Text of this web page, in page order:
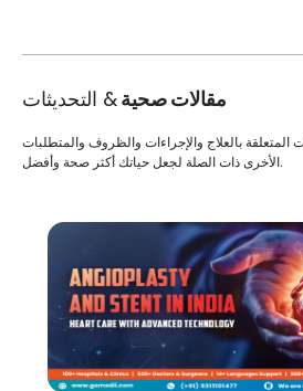
مقالات صحية& التحديثات
بالعلاج والإجراءات والظروف والمتطلبات
الأخرى ذات الصلة لجعل حياتك أكثر صحة وأفضل.